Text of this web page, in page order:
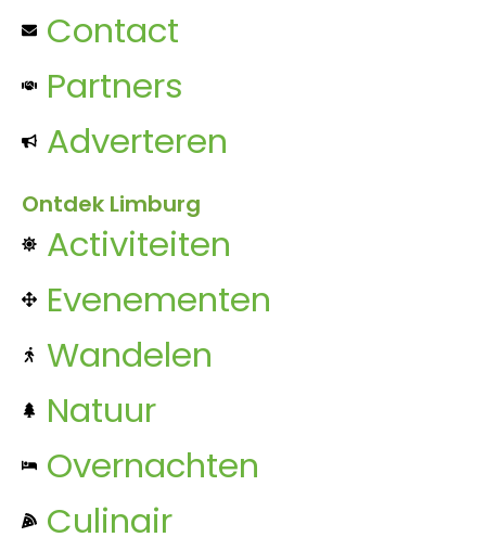
Contact
Partners
Adverteren
Ontdek Limburg
Activiteiten
Evenementen
Wandelen
Natuur
Overnachten
Culinair